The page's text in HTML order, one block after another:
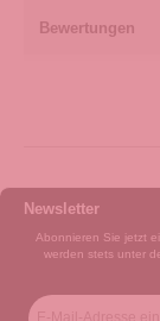
Bewertungen
Newsletter
Abonnieren Sie jetzt
werden stets unter